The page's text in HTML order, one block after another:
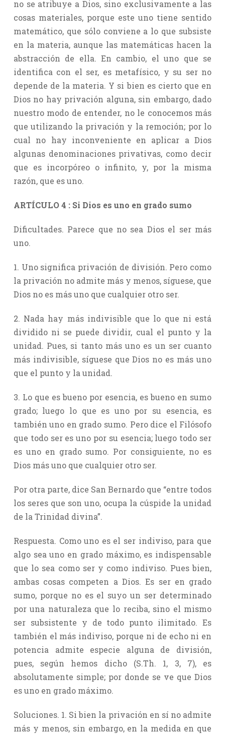
no se atribuye a Dios, sino exclusivamente a las
cosas materiales, porque este uno tiene sentido
matemático, que sólo conviene a lo que subsiste
en la materia, aunque las matemáticas hacen la
abstracción de ella. En cambio, el uno que se
identifica con el ser, es metafísico, y su ser no
depende de la materia. Y si bien es cierto que en
Dios no hay privación alguna, sin embargo, dado
nuestro modo de entender, no le conocemos más
que utilizando la privación y la remoción; por lo
cual no hay inconveniente en aplicar a Dios
algunas denominaciones privativas, como decir
que es incorpóreo o infinito, y, por la misma
razón, que es uno.
ARTÍCULO 4 : Si Dios es uno en grado sumo
Dificultades. Parece que no sea Dios el ser más
uno.
1. Uno significa privación de división. Pero como
la privación no admite más y menos, síguese, que
Dios no es más uno que cualquier otro ser.
2. Nada hay más indivisible que lo que ni está
dividido ni se puede dividir, cual el punto y la
unidad. Pues, si tanto más uno es un ser cuanto
más indivisible, síguese que Dios no es más uno
que el punto y la unidad.
3. Lo que es bueno por esencia, es bueno en sumo
grado; luego lo que es uno por su esencia, es
también uno en grado sumo. Pero dice el Filósofo
que todo ser es uno por su esencia; luego todo ser
es uno en grado sumo. Por consiguiente, no es
Dios más uno que cualquier otro ser.
Por otra parte, dice San Bernardo que “entre todos
los seres que son uno, ocupa la cúspide la unidad
de la Trinidad divina”.
Respuesta. Como uno es el ser indiviso, para que
algo sea uno en grado máximo, es indispensable
que lo sea como ser y como indiviso. Pues bien,
ambas cosas competen a Dios. Es ser en grado
sumo, porque no es el suyo un ser determinado
por una naturaleza que lo reciba, sino el mismo
ser subsistente y de todo punto ilimitado. Es
también el más indiviso, porque ni de echo ni en
potencia admite especie alguna de división,
pues, según hemos dicho (S.Th. 1, 3, 7), es
absolutamente simple; por donde se ve que Dios
es uno en grado máximo.
Soluciones. 1. Si bien la privación en sí no admite
más y menos, sin embargo, en la medida en que